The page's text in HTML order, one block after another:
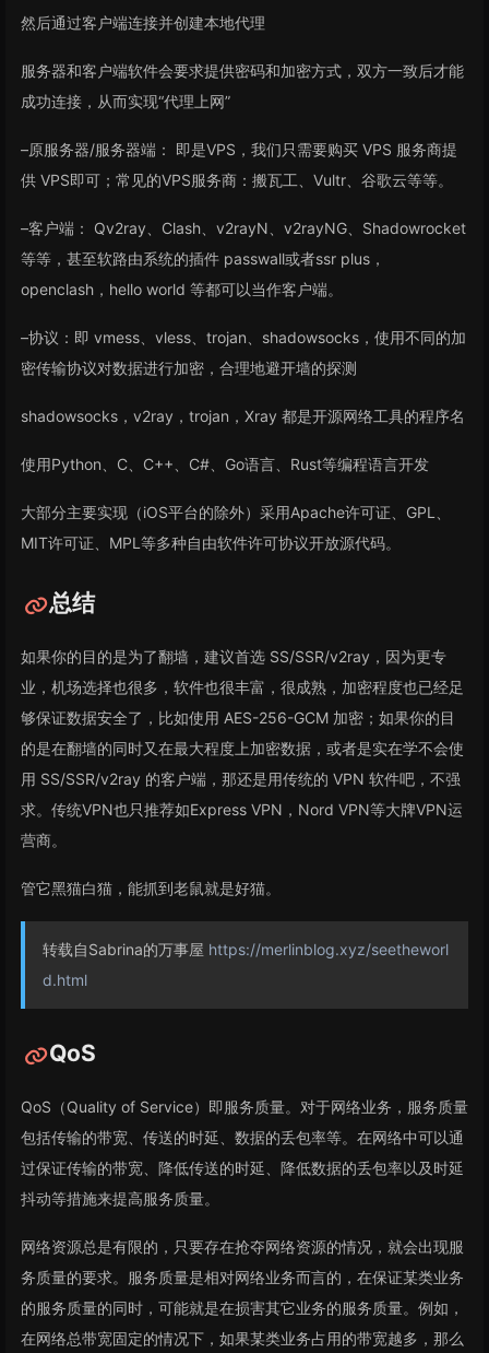
然后通过客户端连接并创建本地代理
服务器和客户端软件会要求提供密码和加密方式，双方一致后才能
成功连接，从而实现“代理上网”
–原服务器/服务器端： 即是VPS，我们只需要购买 VPS 服务商提
供 VPS即可；常见的VPS服务商：搬瓦工、Vultr、谷歌云等等。
–客户端： Qv2ray、Clash、v2rayN、v2rayNG、Shadowrocket
等等，甚至软路由系统的插件 passwall或者ssr plus，
openclash，hello world 等都可以当作客户端。
–协议：即 vmess、vless、trojan、shadowsocks，使用不同的加
密传输协议对数据进行加密，合理地避开墙的探测
shadowsocks，v2ray，trojan，Xray 都是开源网络工具的程序名
使用Python、C、C++、C#、Go语言、Rust等编程语言开发
大部分主要实现（iOS平台的除外）采用Apache许可证、GPL、
MIT许可证、MPL等多种自由软件许可协议开放源代码。
总结
如果你的目的是为了翻墙，建议首选 SS/SSR/v2ray，因为更专
业，机场选择也很多，软件也很丰富，很成熟，加密程度也已经足
够保证数据安全了，比如使用 AES-256-GCM 加密；如果你的目
的是在翻墙的同时又在最大程度上加密数据，或者是实在学不会使
用 SS/SSR/v2ray 的客户端，那还是用传统的 VPN 软件吧，不强
求。传统VPN也只推荐如Express VPN，Nord VPN等大牌VPN运
营商。
管它黑猫白猫，能抓到老鼠就是好猫。
转载自Sabrina的万事屋 https://merlinblog.xyz/seetheworl
d.html
QoS
QoS（Quality of Service）即服务质量。对于网络业务，服务质量
包括传输的带宽、传送的时延、数据的丢包率等。在网络中可以通
过保证传输的带宽、降低传送的时延、降低数据的丢包率以及时延
抖动等措施来提高服务质量。
网络资源总是有限的，只要存在抢夺网络资源的情况，就会出现服
务质量的要求。服务质量是相对网络业务而言的，在保证某类业务
的服务质量的同时，可能就是在损害其它业务的服务质量。例如，
在网络总带宽固定的情况下，如果某类业务占用的带宽越多，那么